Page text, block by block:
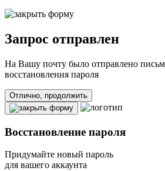
Запрос отправлен
На Вашу почту было отправлено
восстановления пароля
Отлично, продолжить
Восстановление пароля
Придумайте новый пароль
для вашего аккаунта